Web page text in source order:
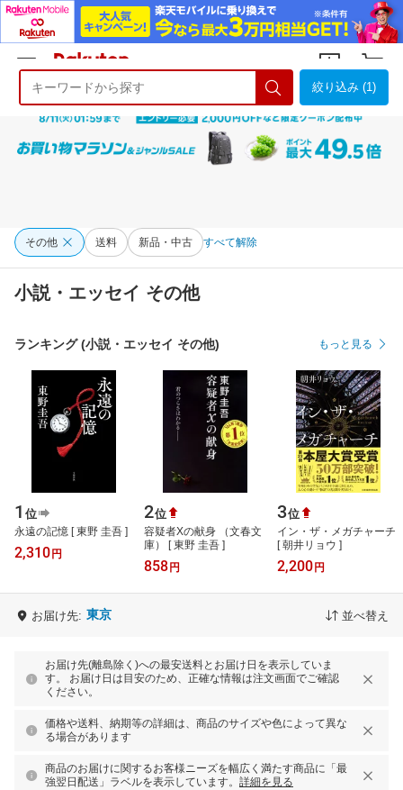
ようこそ 楽天市場へ ログイン
絞り込み (1)
その他 送料 新品・中古 すべて解除
小説・エッセイ その他
ランキング (小説・エッセイ その他) もっと見る
1 位
永遠の記憶 [ 東野 圭吾 ]
2,310 円
2位
容疑者Xの献身 （文春文
庫） [ 東野 圭吾 ]
858 円
3位
イン・ザ・メガチャーチ
[ 朝井リョウ ]
2,200 円
お届け先: 東京 並べ替え
お届け先(離島除く)への最安送料とお届け日を表示していま
す。 お届け日は目安のため、正確な情報は注文画面でご確認
ください。
価格や送料、納期等の詳細は、商品のサイズや色によって異な
る場合があります
商品のお届けに関するお客様ニーズを幅広く満たす商品に「最
強翌日配送」ラベルを表示しています。 詳細を見る